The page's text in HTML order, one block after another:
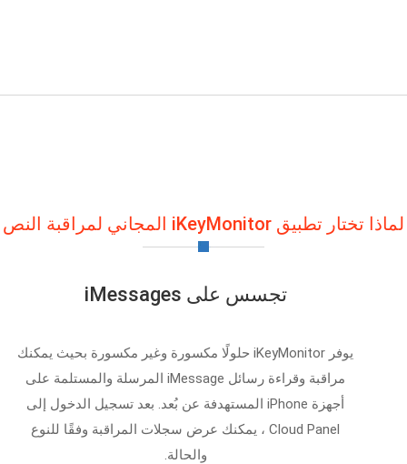
لماذا تختار تطبيق iKeyMonitor المجاني لمراقبة النص
تجسس على iMessages
يوفر iKeyMonitor حلولًا مكسورة وغير مكسورة بحيث يمكنك
مراقبة وقراءة رسائل iMessage المرسلة والمستلمة على
أجهزة iPhone المستهدفة عن بُعد. بعد تسجيل الدخول إلى
Cloud Panel ، يمكنك عرض سجلات المراقبة وفقًا للنوع
والحالة.